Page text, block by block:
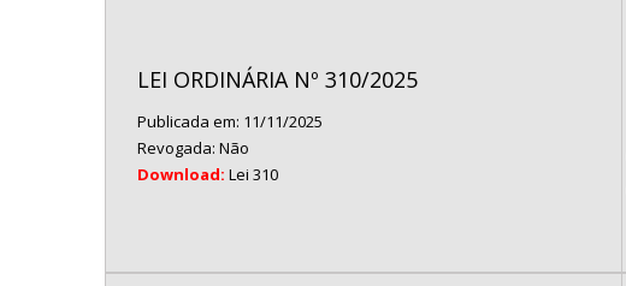
LEI ORDINÁRIA Nº 310/2025
Publicada em: 11/11/2025
Revogada: Não
Download: Lei 310